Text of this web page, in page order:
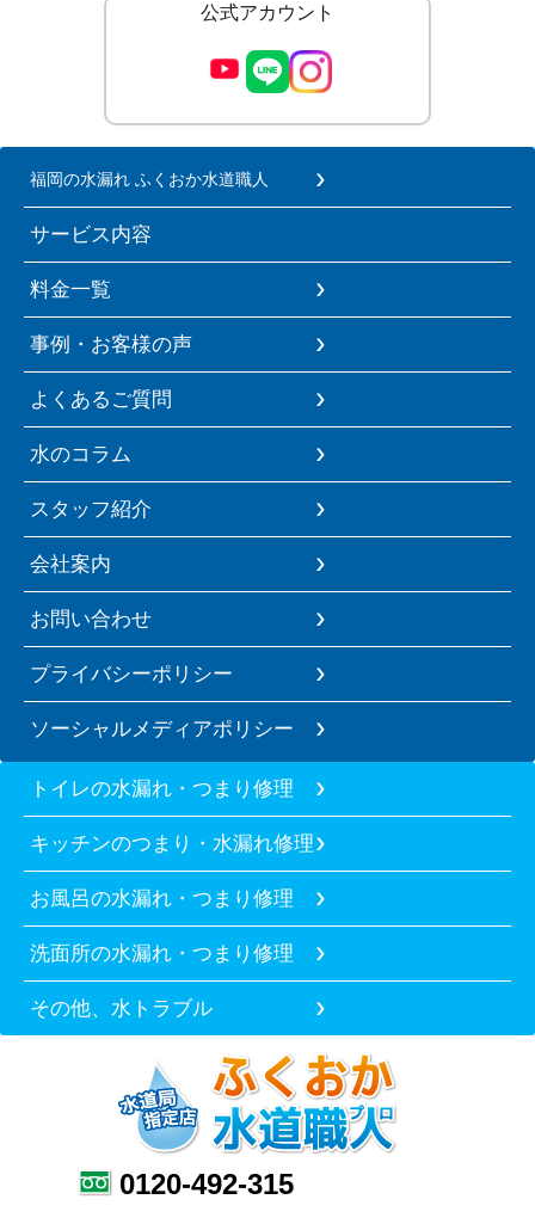
公式アカウント
福岡の水漏れ ふくおか水道職人
サービス内容
料金一覧
事例・お客様の声
よくあるご質問
水のコラム
スタッフ紹介
会社案内
お問い合わせ
プライバシーポリシー
ソーシャルメディアポリシー
トイレの水漏れ・つまり修理
キッチンのつまり・水漏れ修理
お風呂の水漏れ・つまり修理
洗面所の水漏れ・つまり修理
その他、水トラブル
0120-492-315